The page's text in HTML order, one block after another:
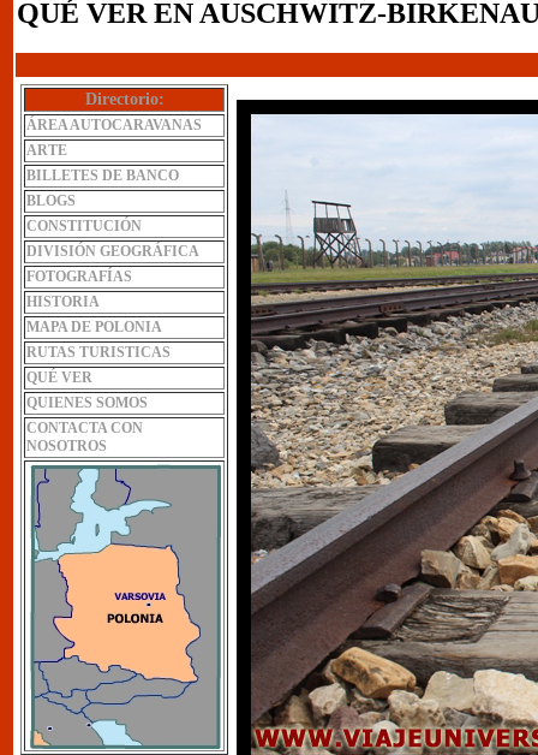
QUÉ VER EN AUSCHWITZ-
Directorio:
ÁREA AUTOCARAVANAS
ARTE
BILLETES DE BANCO
BLOGS
CONSTITUCIÓN
DIVISIÓN GEOGRÁFICA
FOTOGRAFÍAS
HISTORIA
MAPA DE POLONIA
RUTAS TURISTICAS
QUÉ VER
QUIENES SOMOS
CONTACTA CON
NOSOTROS